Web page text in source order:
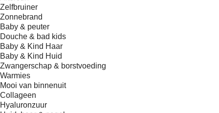
Zelfbruiner
Zonnebrand
Baby & peuter
Douche & bad kids
Baby & Kind Haar
Baby & Kind Huid
Zwangerschap & borstvoeding
Warmies
Mooi van binnenuit
Collageen
Hyaluronzuur